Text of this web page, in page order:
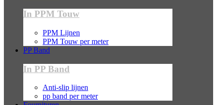
In PPM Touw
PPM Lijnen
PPM Touw per meter
PP Band
In PP Band
Anti-slip lijnen
pp band per meter